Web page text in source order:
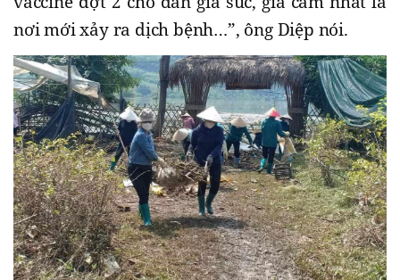
nơi mới xảy ra dịch bệnh…”, ông Diệp nói.